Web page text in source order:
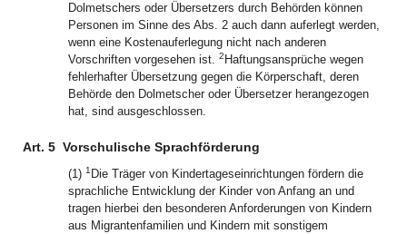
Dolmetschers oder Übersetzers durch Behörden können
Personen im Sinne des Abs. 2 auch dann auferlegt werden,
wenn eine Kostenauferlegung nicht nach anderen
Vorschriften vorgesehen ist. 2 Haftungsansprüche wegen
fehlerhafter Übersetzung gegen die Körperschaft, deren
Behörde den Dolmetscher oder Übersetzer herangezogen
hat, sind ausgeschlossen.
Art. 5 Vorschulische Sprachförderung
(1) 1 Die Träger von Kindertageseinrichtungen fördern die
sprachliche Entwicklung der Kinder von Anfang an und
tragen hierbei den besonderen Anforderungen von Kindern
aus Migrantenfamilien und Kindern mit sonstigem